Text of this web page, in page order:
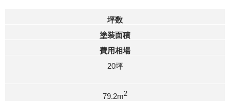
坪数
塗装面積
費用相場
20坪
79.2m2